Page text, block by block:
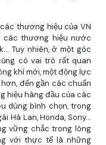
thương hiệu của VN
thương hiệu nước
Tuy nhiên, ở một góc
có vai trò rất quan
khí mới, một động lực
đến gần các chuẩn
hiệu hàng đầu của các
dùng bình chọn, trong
Hà Lan, Honda, Sony...
vững chắc trong lòng
với thực tế là những